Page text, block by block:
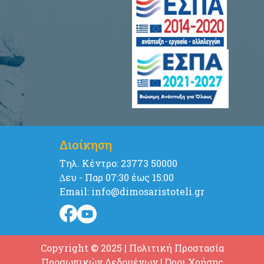
Διοίκηση
Tηλ. Κέντρο: 23773 50000
∆ευ - Παρ 07:30 έως 15:00
Email: info@dimosaristoteli.gr
Copyright © 2025 | Πολιτική Προστασία